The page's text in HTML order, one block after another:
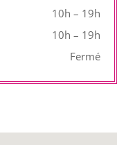
10h – 19h
10h – 19h
Fermé